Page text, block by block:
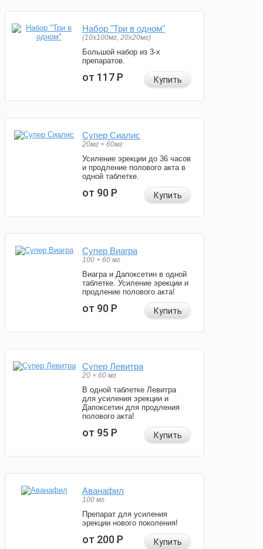
Набор "Три в одном"
(10x100мг, 20x20мг)
Большой набор из 3-х
препаратов.
от 117Р Купить
Супер Сиалис
20мг + 60мг
Усиление эрекции до 36 часов
и продление полового акта в
одной таблетке.
от 90Р Купить
Супер Виагра
100 + 60 мг
Виагра и Дапоксетин в одной
таблетке. Усиление эрекции и
продление полового акта!
от 90Р Купить
Супер Левитра
20 + 60 мг
В одной таблетке Левитра
для усиления эрекции и
Дапоксетин для продления
полового акта!
от 95Р Купить
Аванафил
100 мг
Препарат для усиления
эрекции нового поколения!
от 200Р Купить